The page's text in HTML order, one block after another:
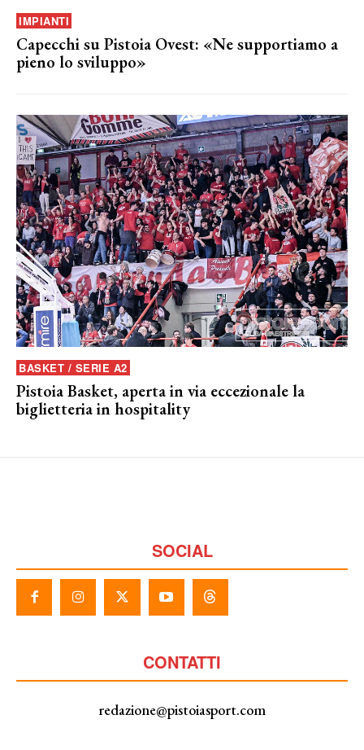
IMPIANTI
Capecchi su Pistoia Ovest: «Ne supportiamo a
pieno lo sviluppo»
BASKET / SERIE A2
Pistoia Basket, aperta in via eccezionale la
biglietteria in hospitality
SOCIAL
CONTATTI
redazione@pistoiasport.com